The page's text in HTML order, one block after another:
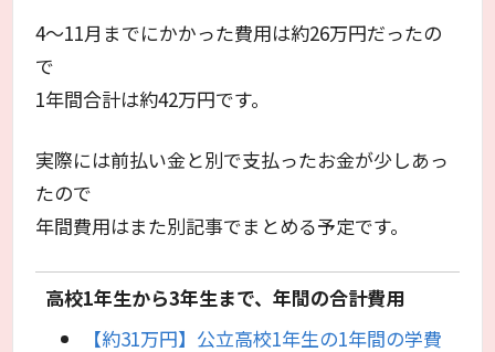
4～11月までにかかった費用は約26万円だったの
で
1年間合計は約42万円です。
実際には前払い金と別で支払ったお金が少しあっ
たので
年間費用はまた別記事でまとめる予定です。
高校1年生から3年生まで、年間の合計費用
【約31万円】公立高校1年生の1年間の学費